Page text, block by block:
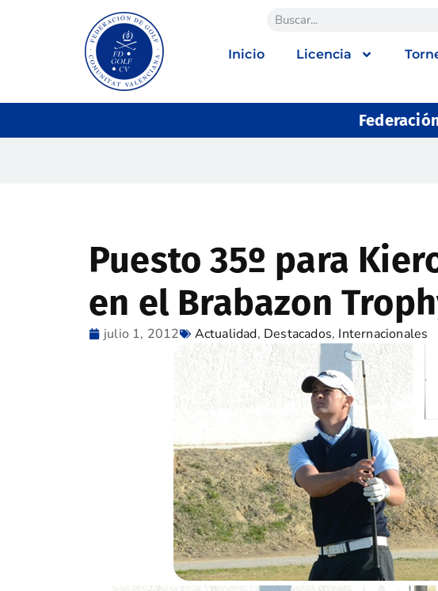
Inicio Licencia
Puesto 35º para
en el Brabazon
julio 1, 2012 Actualidad, Destacados, Internacionales